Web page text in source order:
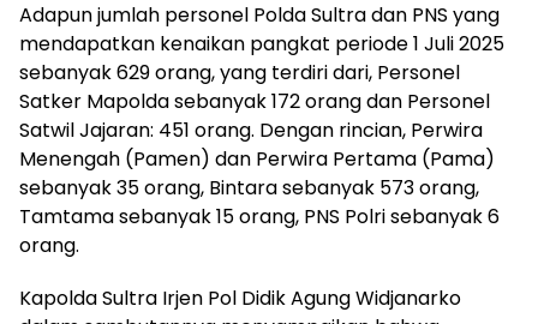
Adapun jumlah personel Polda Sultra dan PNS yang
mendapatkan kenaikan pangkat periode 1 Juli 2025
sebanyak 629 orang, yang terdiri dari, Personel
Satker Mapolda sebanyak 172 orang dan Personel
Satwil Jajaran: 451 orang. Dengan rincian, Perwira
Menengah (Pamen) dan Perwira Pertama (Pama)
sebanyak 35 orang, Bintara sebanyak 573 orang,
Tamtama sebanyak 15 orang, PNS Polri sebanyak 6
orang.
Kapolda Sultra Irjen Pol Didik Agung Widjanarko